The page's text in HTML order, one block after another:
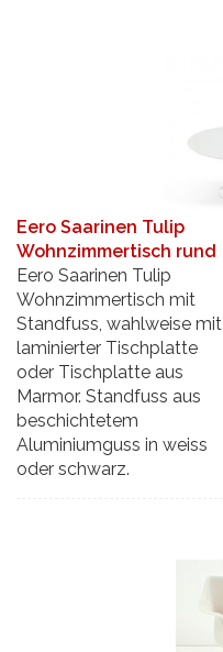
Eero Saarinen Tulip
Wohnzimmertisch rund
Eero Saarinen Tulip
Wohnzimmertisch mit
Standfuss, wahlweise mit
laminierter Tischplatte
oder Tischplatte aus
Marmor. Standfuss aus
beschichtetem
Aluminiumguss in weiss
oder schwarz.